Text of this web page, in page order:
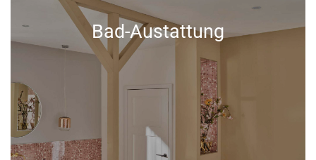
Bad-Austattung